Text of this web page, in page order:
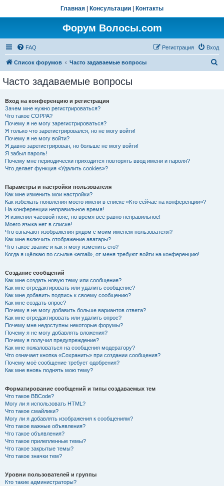
Главная Консультации Контакты
Форум Волосы.com
FAQ Вход
Регистрация
Список форумов Часто задаваемые вопросы
Часто задаваемые вопросы
Вход на конференцию и регистрация
Зачем мне нужно регистрироваться?
Что такое COPPA?
Почему я не могу зарегистрироваться?
Я только что зарегистрировался, но не могу войти!
Почему я не могу войти?
Я давно зарегистрирован, но больше не могу войти!
Я забыл пароль!
Почему мне периодически приходится повторять ввод имени и пароля?
Что делает функция «Удалить cookies»?
Параметры и настройки пользователя
Как мне изменить мои настройки?
Как избежать появления моего имени в списке «Кто сейчас на конференции»?
На конференции неправильное время!
Я изменил часовой пояс, но время всё равно неправильное!
Моего языка нет в списке!
Что означают изображения рядом с моим именем пользователя?
Как мне включить отображение аватары?
Что такое звание и как я могу изменить его?
Когда я щёлкаю по ссылке «email», от меня требуют войти на конференцию!
Создание сообщений
Как мне создать новую тему или сообщение?
Как мне отредактировать или удалить сообщение?
Как мне добавить подпись к своему сообщению?
Как мне создать опрос?
Почему я не могу добавить больше вариантов ответа?
Как мне отредактировать или удалить опрос?
Почему мне недоступны некоторые форумы?
Почему я не могу добавлять вложения?
Почему я получил предупреждение?
Как мне пожаловаться на сообщения модератору?
Что означает кнопка «Сохранить» при создании сообщения?
Почему моё сообщение требует одобрения?
Как мне вновь поднять мою тему?
Форматирование сообщений и типы создаваемых тем
Что такое BBCode?
Могу ли я использовать HTML?
Что такое смайлики?
Могу ли я добавлять изображения к сообщениям?
Что такое важные объявления?
Что такое объявления?
Что такое прилепленные темы?
Что такое закрытые темы?
Что такое значки тем?
Уровни пользователей и группы
Кто такие администраторы?